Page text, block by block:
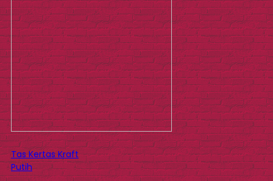
Tas Kertas Kraft
Putih